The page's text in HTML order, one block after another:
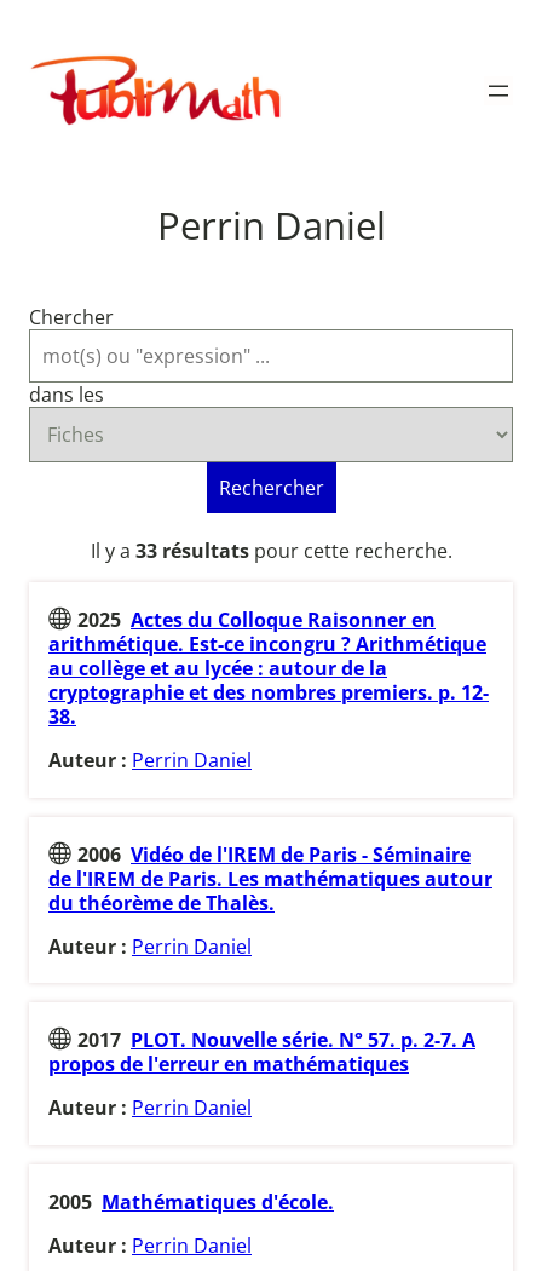
contenu
Publimath
Perrin Daniel
Chercher
dans les
Rechercher
Il y a 33 résultatspour cette recherche.
2025 Actes du Colloque Raisonner en
arithmétique. Est-ce incongru ? Arithmétique
au collège et au lycée : autour de la
cryptographie et des nombres premiers. p. 12-
38.
Auteur : Perrin Daniel
2006 Vidéo de l'IREM de Paris - Séminaire
de l'IREM de Paris. Les mathématiques autour
du théorème de Thalès.
Auteur : Perrin Daniel
2017 PLOT. Nouvelle série. N° 57. p. 2-7. A
propos de l'erreur en mathématiques
Auteur : Perrin Daniel
2005 Mathématiques d'école.
Auteur : Perrin Daniel